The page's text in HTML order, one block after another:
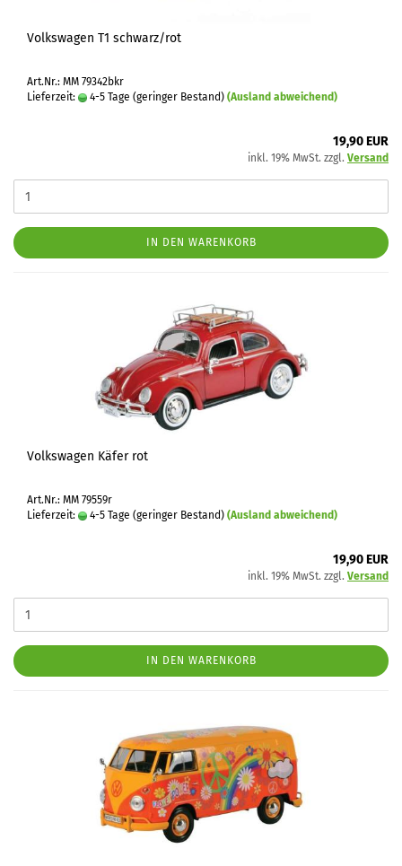
Volkswagen T1 schwarz/rot
Art.Nr.: MM 79342bkr
Lieferzeit:
4-5 Tage (geringer Bestand) (Ausland abweichend)
19,90 EUR
inkl. 19% MwSt. zzgl. Versand
IN DEN WARENKORB
Volkswagen Käfer rot
Art.Nr.: MM 79559r
Lieferzeit:
4-5 Tage (geringer Bestand) (Ausland abweichend)
19,90 EUR
inkl. 19% MwSt. zzgl. Versand
IN DEN WARENKORB